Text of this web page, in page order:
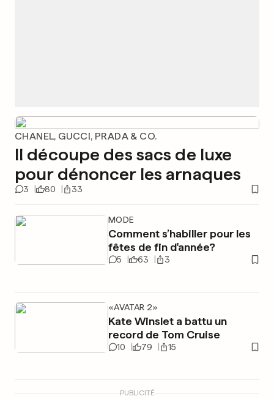
CHANEL, GUCCI, PRADA & CO.
Il découpe des sacs de luxe
pour dénoncer les arnaques
3 80 33
MODE
Comment s’habiller pour les
fêtes de fin d'année?
5 63 3
«AVATAR 2»
Kate Winslet a battu un
record de Tom Cruise
10 79 15
PUBLICITÉ